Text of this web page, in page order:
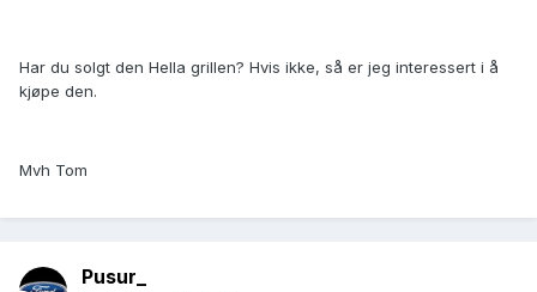
Har du solgt den Hella grillen? Hvis ikke, så er jeg interessert i å
kjøpe den.
Mvh Tom
Pusur_